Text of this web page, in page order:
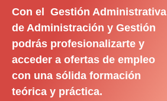
Con el Gestión Administrativa
de Administración y Gestión
podrás profesionalizarte y
acceder a ofertas de empleo
con una sólida formación
teórica y práctica.